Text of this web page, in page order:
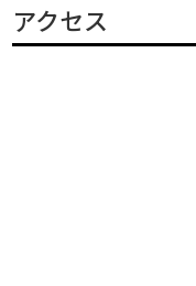
アクセス